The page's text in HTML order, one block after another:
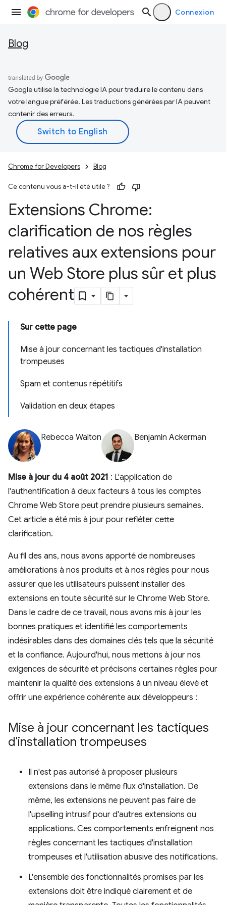
Connexion
Blog
Google utilise la technologie IA pour traduire le contenu dans
votre langue préférée. Les traductions générées par IA peuvent
contenir des erreurs.
Chrome for Developers Blog
Ce contenu vous a-t-il été utile ?
Extensions Chrome:
clarification de nos règles
relatives aux extensions pour
un Web Store plus sûr et plus
cohérent
Sur cette page
Mise à jour concernant les tactiques d'installation
trompeuses
Spam et contenus répétitifs
Validation en deux étapes
Rebecca Walton Benjamin Ackerman
Mise à jour du 4 août 2021 : L'application de
l'authentification à deux facteurs à tous les comptes
Chrome Web Store peut prendre plusieurs semaines.
Cet article a été mis à jour pour refléter cette
clarification.
Au fil des ans, nous avons apporté de nombreuses
améliorations à nos produits et à nos règles pour nous
assurer que les utilisateurs puissent installer des
extensions en toute sécurité sur le Chrome Web Store.
Dans le cadre de ce travail, nous avons mis à jour les
bonnes pratiques et identifié les comportements
indésirables dans des domaines clés tels que la sécurité
et la confiance. Aujourd'hui, nous mettons à jour nos
exigences de sécurité et précisons certaines règles pour
maintenir la qualité des extensions à un niveau élevé et
offrir une expérience cohérente aux développeurs :
Mise à jour concernant les tactiques
d'installation trompeuses
Il n'est pas autorisé à proposer plusieurs
extensions dans le même flux d'installation. De
même, les extensions ne peuvent pas faire de
l'upselling intrusif pour d'autres extensions ou
applications. Ces comportements enfreignent nos
règles concernant les tactiques d'installation
trompeuses et l'utilisation abusive des notifications.
L'ensemble des fonctionnalités promises par les
extensions doit être indiqué clairement et de